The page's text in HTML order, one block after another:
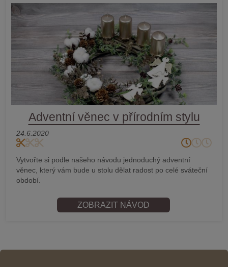
Adventní věnec v přírodním stylu
24.6.2020
Vytvořte si podle našeho návodu jednoduchý adventní
věnec, který vám bude u stolu dělat radost po celé sváteční
období.
ZOBRAZIT NÁVOD